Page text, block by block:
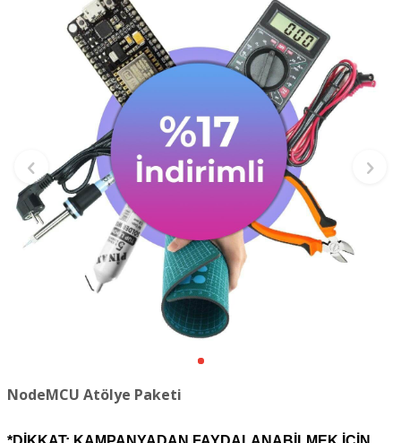
NodeMCU Atölye Paketi